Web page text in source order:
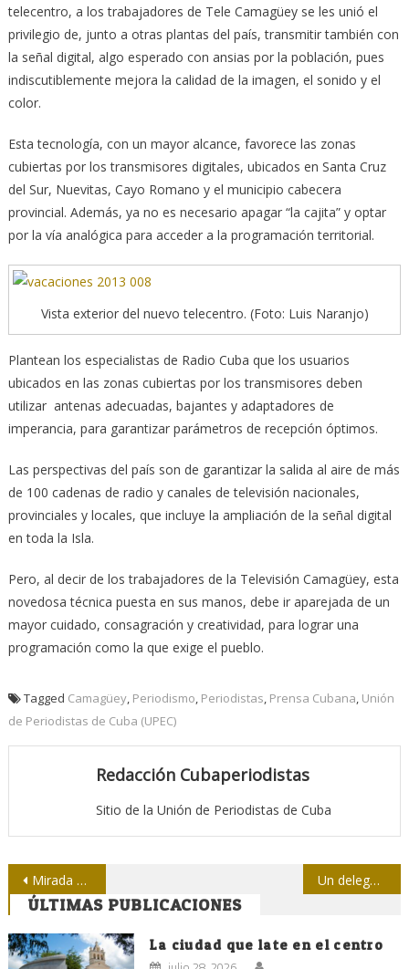
telecentro, a los trabajadores de Tele Camagüey se les unió el
privilegio de, junto a otras plantas del país, transmitir también con
la señal digital, algo esperado con ansias por la población, pues
indiscutiblemente mejora la calidad de la imagen, el sonido y el
color.
Esta tecnología, con un mayor alcance, favorece las zonas
cubiertas por los transmisores digitales, ubicados en Santa Cruz
del Sur, Nuevitas, Cayo Romano y el municipio cabecera
provincial. Además, ya no es necesario apagar “la cajita” y optar
por la vía analógica para acceder a la programación territorial.
Vista exterior del nuevo telecentro. (Foto: Luis Naranjo)
Plantean los especialistas de Radio Cuba que los usuarios
ubicados en las zonas cubiertas por los transmisores deben
utilizar antenas adecuadas, bajantes y adaptadores de
imperancia, para garantizar parámetros de recepción óptimos.
Las perspectivas del país son de garantizar la salida al aire de más
de 100 cadenas de radio y canales de televisión nacionales,
provinciales y locales, que incluye la ampliación de la señal digital
en toda la Isla.
Pero, al decir de los trabajadores de la Televisión Camagüey, esta
novedosa técnica puesta en sus manos, debe ir aparejada de un
mayor cuidado, consagración y creatividad, para lograr una
programación como la que exige el pueblo.
Tagged Camagüey, Periodismo, Periodistas, Prensa Cubana, Unión
de Periodistas de Cuba (UPEC)
Redacción Cubaperiodistas
Sitio de la Unión de Periodistas de Cuba
Navegación
de
entradas
Mirada por dentro para un mejor desempeño Un delegado muy joven al VII Congreso del PCC
ÚLTIMAS PUBLICACIONES
La ciudad que late en el centro